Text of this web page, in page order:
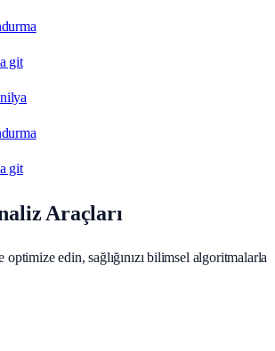
git
git
Araçları
edin, sağlığınızı bilimsel algoritmalarla